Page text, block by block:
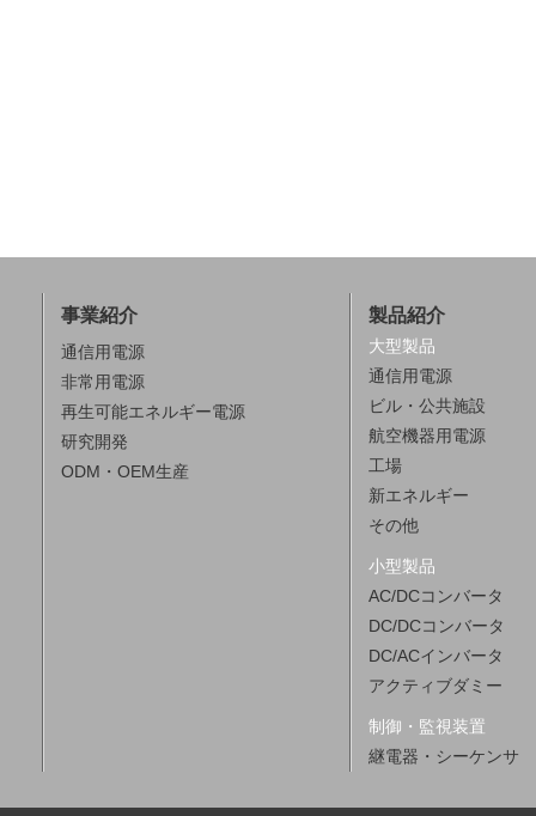
事業紹介
通信用電源
非常用電源
再生可能エネルギー電源
研究開発
ODM・OEM生産
製品紹介
大型製品
通信用電源
ビル・公共施設
航空機器用電源
工場
新エネルギー
その他
小型製品
AC/DCコンバータ
DC/DCコンバータ
DC/ACインバータ
アクティブダミー
制御・監視装置
継電器・シーケンサ